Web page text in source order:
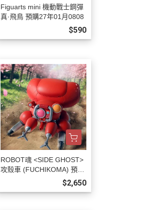
Figuarts mini 機動戰士鋼彈
真·飛鳥 預購27年01月0808
$590
ROBOT魂 <SIDE GHOST>
攻殼車 (FUCHIKOMA) 預購
$2,650